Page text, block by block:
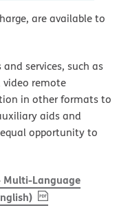
are available to
services, such as
video remote
in other formats to
aids and
opportunity to
Multi-Language
, PDF(opens in new